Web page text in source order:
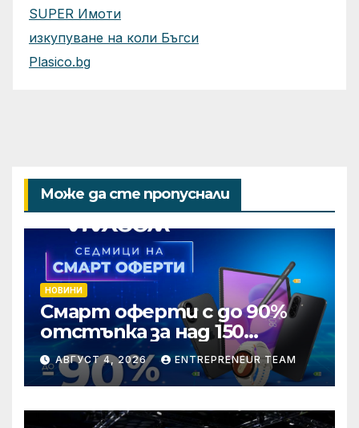
SUPER Имоти
изкупуване на коли Бъгси
Plasico.bg
Може да сте пропуснали
НОВИНИ
Смарт оферти с до 90%
отстъпка за над 150
устройства от Vivacom
през август
АВГУСТ 4, 2026 ENTREPRENEUR TEAM